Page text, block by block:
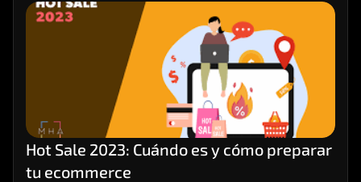
promociones y facilidades de pago en sus productos y
servicios, tanto en tiendas físicas como en línea.
Hot Sale 2023: Cuándo es y cómo preparar
tu ecommerce